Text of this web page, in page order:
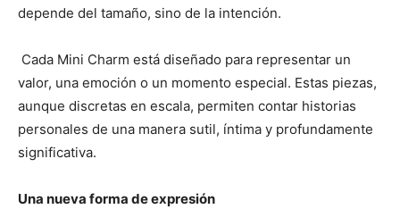
depende del tamaño, sino de la intención.
Cada Mini Charm está diseñado para representar un
valor, una emoción o un momento especial. Estas piezas,
aunque discretas en escala, permiten contar historias
personales de una manera sutil, íntima y profundamente
significativa.
Una nueva forma de expresión